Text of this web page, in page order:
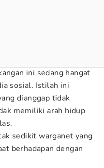
ini sedang hangat
sosial. Istilah ini
dianggap tidak
memiliki arah hidup
sedikit warganet yang
berhadapan dengan